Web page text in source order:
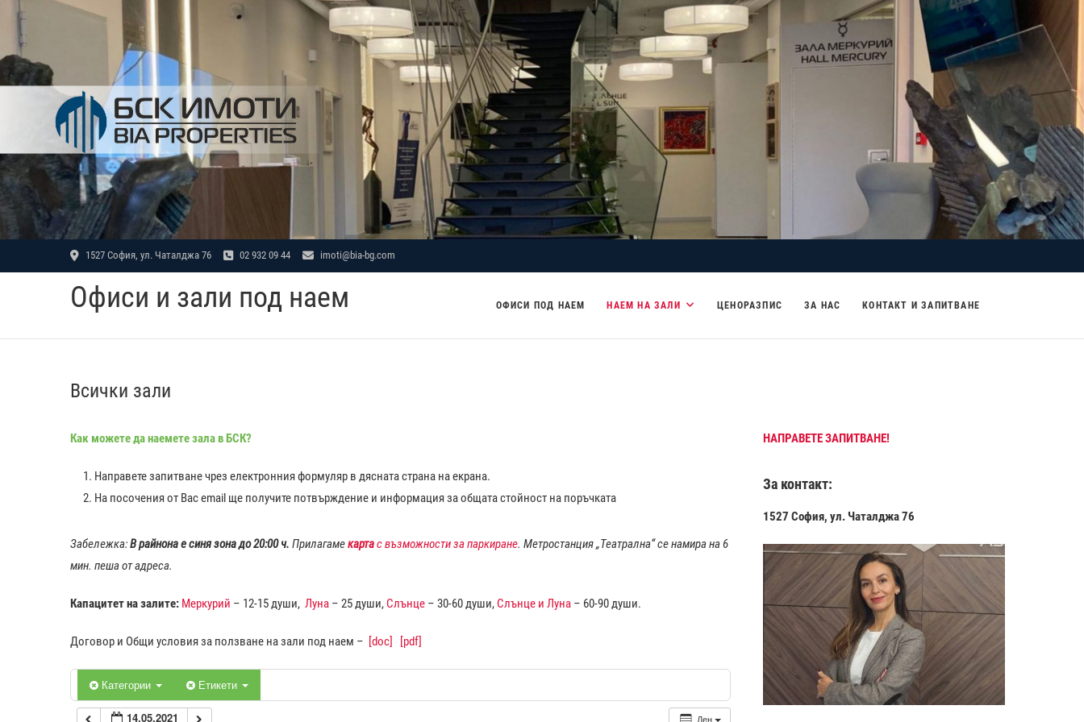
Skip
content
1527 София, ул. Чаталджа 76 02 932 09 44 imoti@bia-bg.com
Офиси и зали под наем ОФИСИ ПОД НАЕМ НАЕМ НА ЗАЛИ ЦЕНОРАЗПИС ЗА НАС КОНТАКТ И ЗАПИТВАНЕ
Всички зали
Как можете да наемете зала в БСК?
Направете запитване чрез електронния формуляр в дясната страна на екрана.
На посочения от Вас еmail ще получите потвърждение и информация за общата стойност на поръчката
Забележка:В райнона е синя зона до 20:00 ч. Прилагамекартас възможности за паркиране. Метростанция „Театрална“ се намира на 6
мин. пеша от адреса.
Капацитет на залите: Меркурий – 12-15 души, Луна – 25 души, Слънце – 30-60 души, Слънце и Луна – 60-90 души.
Договор и Общи условия за ползване на зали под наем – [doc] [pdf]
Категории Етикети
Ден
14.05.2021
0:00
1:00 НАПРАВЕТЕ ЗАПИТВАНЕ!
За контакт:
1527 София, ул. Чаталджа 76